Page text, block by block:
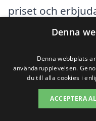
priset och
behov. Genom
faktorer kan du
och dra nytta av
i Blentarp.
Denna
Denna webbplats
användarupplevelsen.
du till alla cookies i
ACCEPTERA